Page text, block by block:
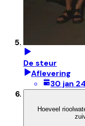
De steur
Aflevering
30 jan 24
Hoeveel